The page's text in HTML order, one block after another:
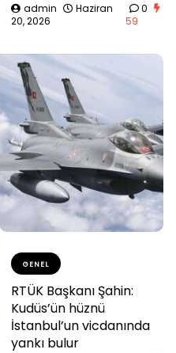
admin
Haziran
20, 2026
0
59
GENEL
RTÜK Başkanı Şahin:
Kudüs’ün hüznü
İstanbul’un vicdanında
yankı bulur